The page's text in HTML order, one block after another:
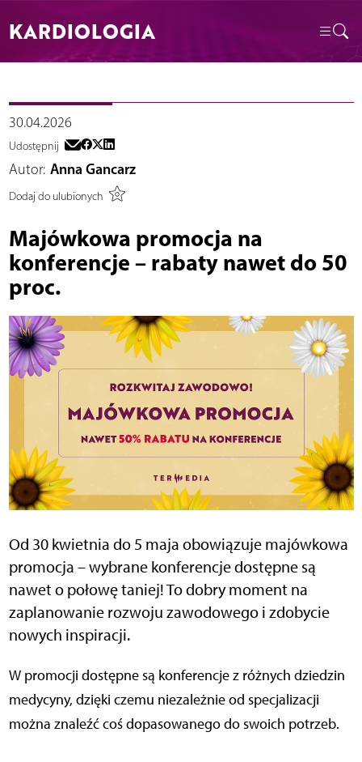
KARDIOLOGIA
30.04.2026
Udostępnij
Autor: Anna Gancarz
Dodaj do ulubionych
Majówkowa promocja na
konferencje – rabaty nawet do 50
proc.
Od 30 kwietnia do 5 maja obowiązuje majówkowa
promocja – wybrane konferencje dostępne są
nawet o połowę taniej! To dobry moment na
zaplanowanie rozwoju zawodowego i zdobycie
nowych inspiracji.
W promocji dostępne są konferencje z różnych dziedzin
medycyny, dzięki czemu niezależnie od specjalizacji
można znaleźć coś dopasowanego do swoich potrzeb.